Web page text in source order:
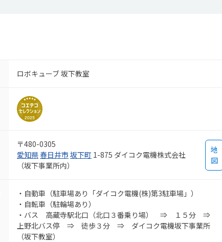
ロボキューブ 坂下教室
〒480-0305
愛知県 春日井市 坂下町 1-875 ダイコク電機株式会社
（坂下事業所内）
地
図
・自動車（駐車場あり「ダイコク電機(株)第3駐車場」）
・自転車（駐輪場あり）
・バス 高蔵寺駅北口（北口３番乗り場） ⇒ １５分 ⇒
上野北バス停 ⇒ 徒歩３分 ⇒ ダイコク電機坂下事業所
（坂下教室）